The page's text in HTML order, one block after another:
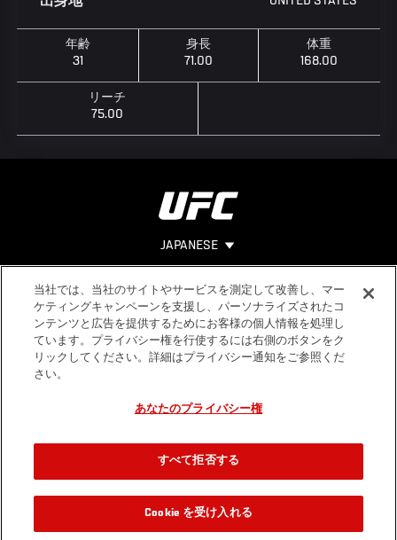
年齢
31
身長
71.00
体重
168.00
リーチ
75.00
JAPANESE
Footer ヘルプ
法的事項
利用規約
個人情報保
当社では、当社のサイトやサービスを測定して改善し、マー
ケティングキャンペーンを支援し、パーソナライズされたコ
ンテンツと広告を提供するためにお客様の個人情報を処理し
ています。プライバシー権を行使するには右側のボタンをク
リックしてください。詳細はプライバシー通知をご参照くだ
さい。
あなたのプライバシー権
すべて拒否する
Cookie を受け入れる